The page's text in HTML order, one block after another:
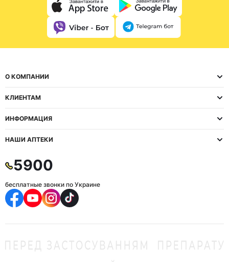
О КОМПАНИИ
КЛИЕНТАМ
ИНФОРМАЦИЯ
НАШИ АПТЕКИ
5900
бесплатные звонки по Украине